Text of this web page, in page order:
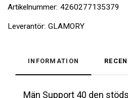
Artikelnummer: 4260277135379
Leverantör: GLAMORY
INFORMATION
Män Support 40 den